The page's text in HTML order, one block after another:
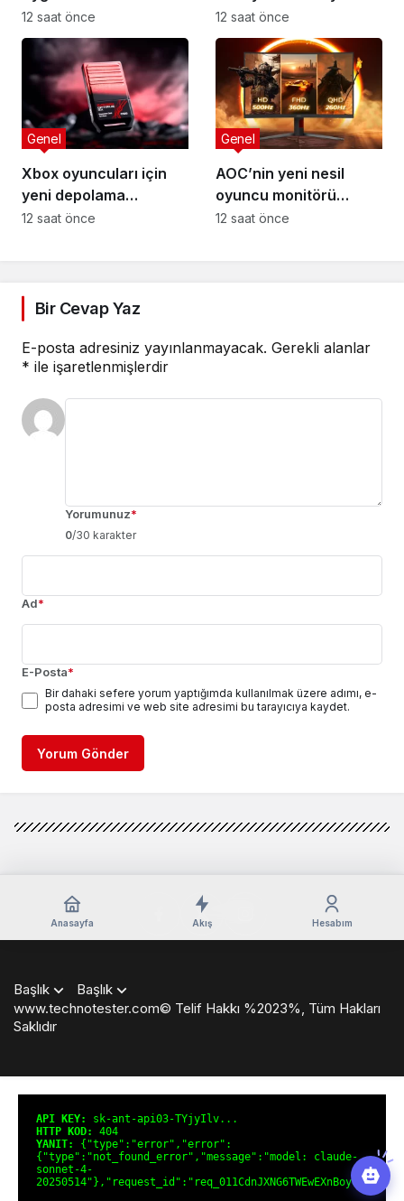
Değiştiriyor: Tek
Arayüz Çağı Başladı
12 saat önce
Atmos FlexConnect ile
Ev Sinemasında Devrim
12 saat önce
Xbox oyuncuları için
yeni depolama
çözümü: SanDisk
Genel
12 saat önce
AOC’nin yeni nesil
oyuncu monitörü
CQ32G4ZA üç farklı
Genel
12 saat önce
Bir Cevap Yaz
E-posta adresiniz yayınlanmayacak. Gerekli alanlar
* ile işaretlenmişlerdir
Yorumunuz*
0/30 karakter
Ad*
E-Posta*
Bir dahaki sefere yorum yaptığımda kullanılmak üzere adımı, e-
posta adresimi ve web site adresimi bu tarayıcıya kaydet.
Yorum Gönder
Anasayfa Akış Hesabım
Başlık
Başlık
www.technotester.com© Telif Hakkı %2023%, Tüm Hakları
Saklıdır
casino
siteleri
deneme
bonusu
veren
siteler
deneme
API KEY:
sk-ant-api03-TYjyIlv...
HTTP KOD:
404
YANIT:
{"type":"error","error":
{"type":"not_found_error","message":"model: claude-
sonnet-4-
20250514"},"request_id":"req_011CdnJXNG6TWEwEXnBoyeTT"}